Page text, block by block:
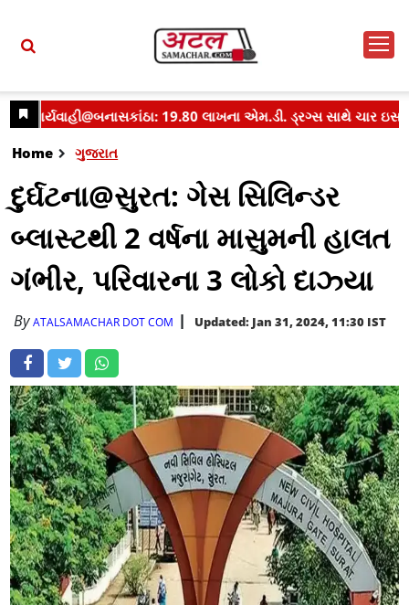
Home ગુજરાત
દુર્ઘટના@સુરત: ગેસ સિલિન્ડર
બ્લાસ્ટથી 2 વર્ષના માસુમની હાલત
ગંભીર, પરિવારના 3 લોકો દાઝ્યા
ByATALSAMACHAR DOT COM Updated: Jan 31, 2024, 11:30 IST